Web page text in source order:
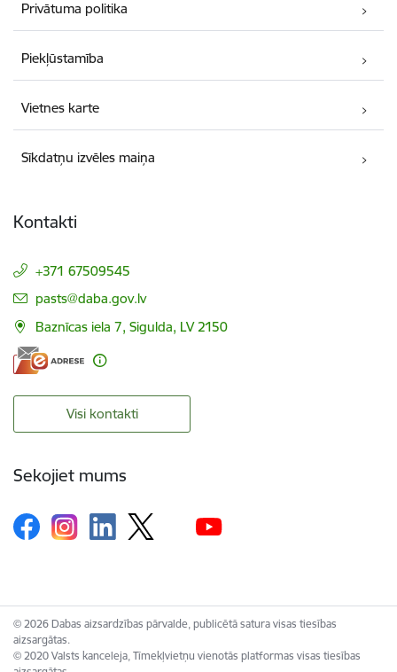
Privātuma politika
Piekļūstamība
Vietnes karte
Sīkdatņu izvēles maiņa
Kontakti
+371 67509545
E-pasts:
pasts@daba.gov.lv
Baznīcas iela 7, Sigulda, LV 2150
Visi kontakti
Sekojiet mums
© 2026 Dabas aizsardzības pārvalde, publicētā satura visas tiesības
aizsargātas.
© 2020 Valsts kanceleja, Tīmekļvietņu vienotās platformas visas tiesības